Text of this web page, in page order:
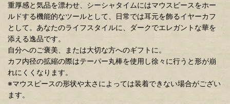
重厚感と気品を漂わせ、シーシャタイムにはマウスピースをホー
ルドする機能的なツールとして、日常では耳元を飾るイヤーカフ
として。あなたのライフスタイルに、ダークでエレガントな華を
添える逸品です。
自分へのご褒美、または大切な方へのギフトに。
カフ内径の拡縮の際はテーパー丸棒を使用し徐々に行うと形が崩
れにくくなります。
※マウスピースの形状や太さによっては装着できない場合がござい
ます。